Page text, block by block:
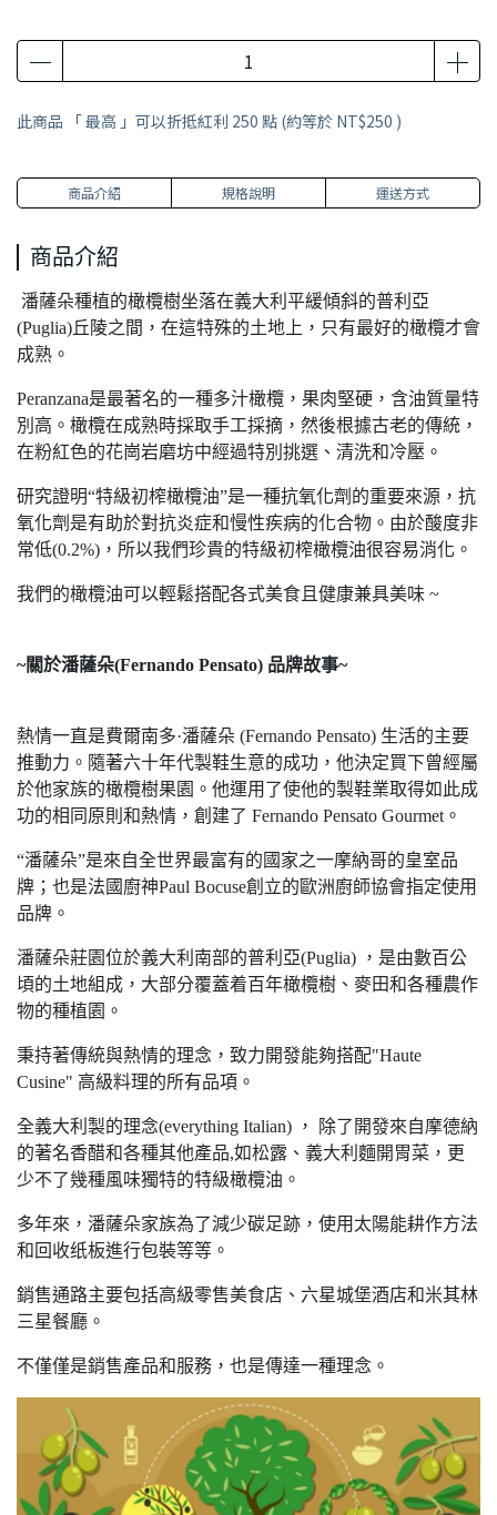
此商品 「 最高 」可以折抵紅利 250 點 (約等於 NT$250 )
商品介紹 規格說明 運送方式
商品介紹
潘薩朵種植的橄欖樹坐落在義大利平緩傾斜的普利亞
(Puglia)丘陵之間，在這特殊的土地上，只有最好的橄欖才會
成熟。
Peranzana是最著名的一種多汁橄欖，果肉堅硬，含油質量特
別高。橄欖在成熟時採取手工採摘，然後根據古老的傳統，
在粉紅色的花崗岩磨坊中經過特別挑選、清洗和冷壓。
研究證明“特級初榨橄欖油”是一種抗氧化劑的重要來源，抗
氧化劑是有助於對抗炎症和慢性疾病的化合物。由於酸度非
常低(0.2%)，所以我們珍貴的特級初榨橄欖油很容易消化。
我們的橄欖油可以輕鬆搭配各式美食且健康兼具美味 ~
~關於潘薩朵(Fernando Pensato) 品牌故事~
熱情一直是費爾南多·潘薩朵 (Fernando Pensato) 生活的主要
推動力。隨著六十年代製鞋生意的成功，他決定買下曾經屬
於他家族的橄欖樹果園。他運用了使他的製鞋業取得如此成
功的相同原則和熱情，創建了 Fernando Pensato Gourmet。
“潘薩朵”是來自全世界最富有的國家之一摩納哥的皇室品
牌；也是法國廚神Paul Bocuse創立的歐洲廚師協會指定使用
品牌。
潘薩朵莊園位於義大利南部的普利亞(Puglia) ，是由數百公
頃的土地組成，大部分覆蓋着百年橄欖樹、麥田和各種農作
物的種植園。
秉持著傳統與熱情的理念，致力開發能夠搭配"Haute
Cusine" 高級料理的所有品項。
全義大利製的理念(everything Italian) ， 除了開發來自摩德納
的著名香醋和各種其他產品,如松露、義大利麵開胃菜，更
少不了幾種風味獨特的特級橄欖油。
多年來，潘薩朵家族為了減少碳足跡，使用太陽能耕作方法
和回收纸板進行包裝等等。
銷售通路主要包括高級零售美食店、六星城堡酒店和米其林
三星餐廳。
不僅僅是銷售產品和服務，也是傳達一種理念。